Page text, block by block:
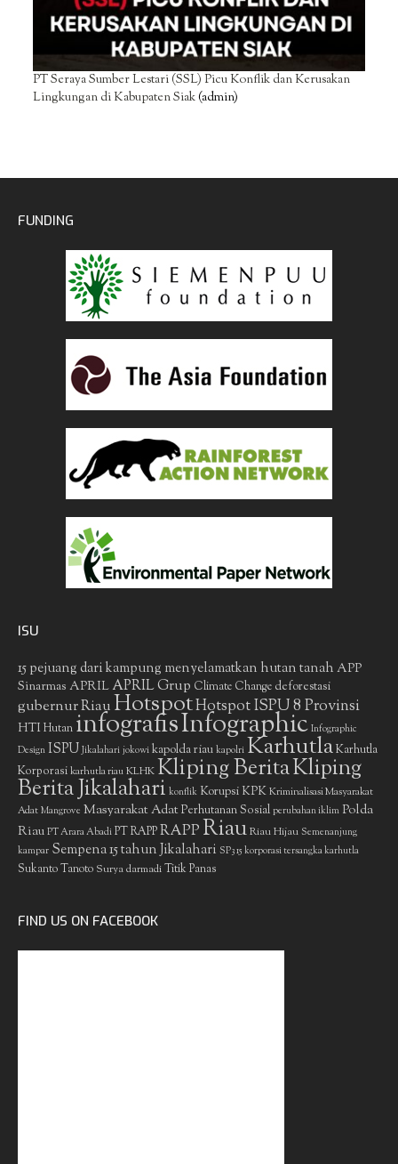
PT Seraya Sumber Lestari (SSL) Picu Konflik dan Kerusakan
Lingkungan di Kabupaten Siak(admin)
FUNDING
ISU
15 pejuang dari kampung menyelamatkan hutan tanah APP
Sinarmas APRIL APRIL Grup Climate Change deforestasi
gubernur RiauHotspotHotspot ISPU 8 Provinsi
HTIHutan infografisInfographic Infographic
Design ISPU Jikalahari jokowi kapolda riau kapolri KarhutlaKarhutla
Korporasikarhutla riauKLHKKliping BeritaKliping
Berita Jikalahari konflik Korupsi KPKKriminalisasi Masyarakat
Adat Mangrove Masyarakat AdatPerhutanan Sosial perubahan iklim Polda
Riau PT Arara Abadi PT RAPPRAPPRiauRiau Hijau Semenanjung
kampar Sempena 15 tahun Jikalahari SP3 15 korporasi tersangka karhutla
Sukanto Tanoto Surya darmadiTitik Panas
FIND US ON FACEBOOK